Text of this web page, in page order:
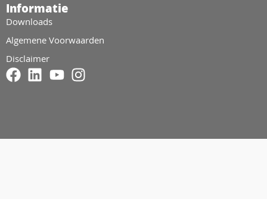
Informatie
Downloads
Algemene Voorwaarden
Disclaimer